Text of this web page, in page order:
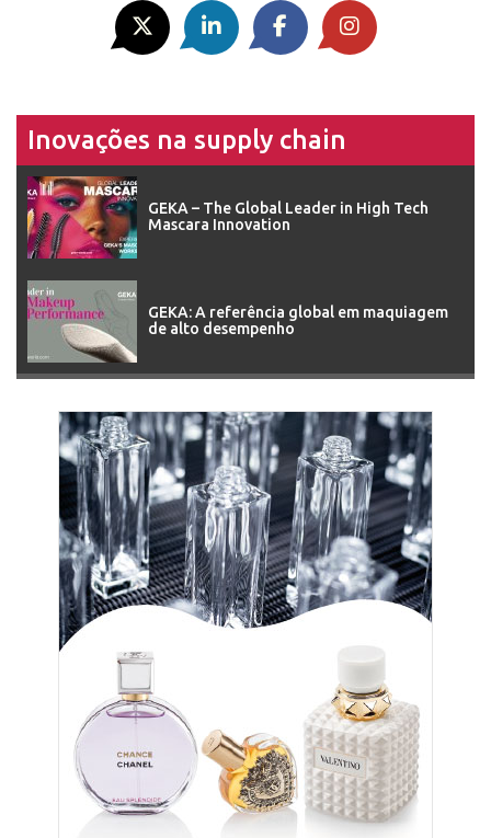
Inovações na supply chain
GEKA – The Global Leader in High Tech
Mascara Innovation
GEKA: A referência global em maquiagem
de alto desempenho